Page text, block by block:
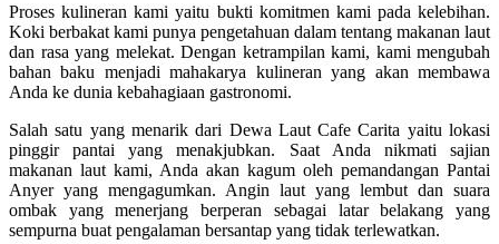
Proses kulineran kami yaitu bukti komitmen kami pada kelebihan.
Koki berbakat kami punya pengetahuan dalam tentang makanan laut
dan rasa yang melekat. Dengan ketrampilan kami, kami mengubah
bahan baku menjadi mahakarya kulineran yang akan membawa
Anda ke dunia kebahagiaan gastronomi.
Salah satu yang menarik dari Dewa Laut Cafe Carita yaitu lokasi
pinggir pantai yang menakjubkan. Saat Anda nikmati sajian
makanan laut kami, Anda akan kagum oleh pemandangan Pantai
Anyer yang mengagumkan. Angin laut yang lembut dan suara
ombak yang menerjang berperan sebagai latar belakang yang
sempurna buat pengalaman bersantap yang tidak terlewatkan.